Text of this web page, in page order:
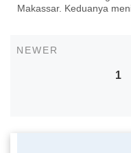
Makassar. Keduanya
Newer
NEWER
1